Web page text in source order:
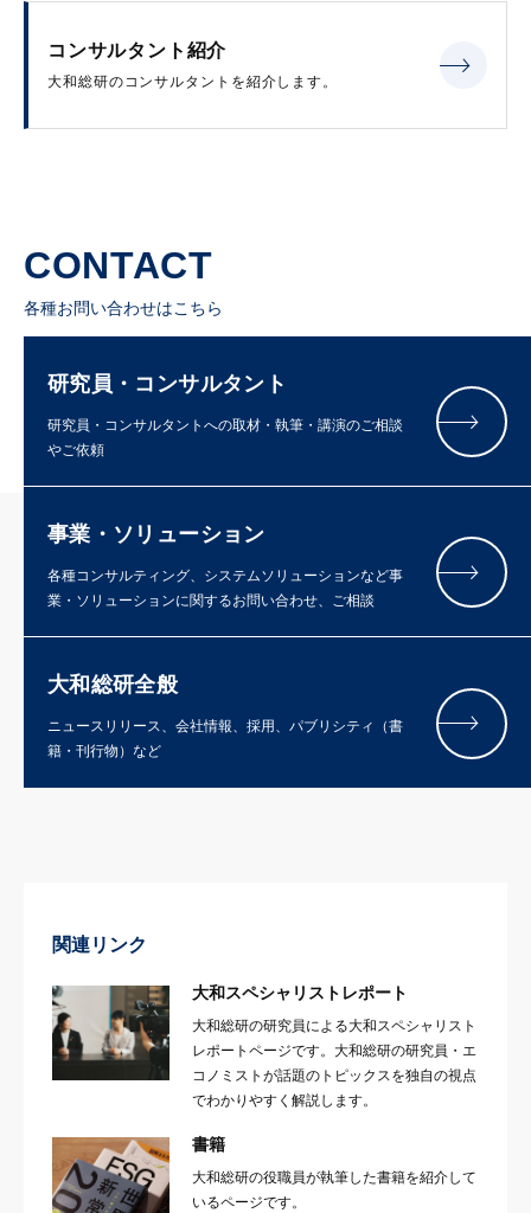
コンサルタント紹介
大和総研のコンサルタントを紹介します。
CONTACT
各種お問い合わせはこちら
研究員・コンサルタント
研究員・コンサルタントへの取材・執筆・講演のご相談
やご依頼
事業・ソリューション
各種コンサルティング、システムソリューションなど事
業・ソリューションに関するお問い合わせ、ご相談
大和総研全般
ニュースリリース、会社情報、採用、パブリシティ（書
籍・刊行物）など
関連リンク
大和スペシャリストレポート
大和総研の研究員による大和スペシャリスト
レポートページです。大和総研の研究員・エ
コノミストが話題のトピックスを独自の視点
でわかりやすく解説します。
書籍
大和総研の役職員が執筆した書籍を紹介して
いるページです。